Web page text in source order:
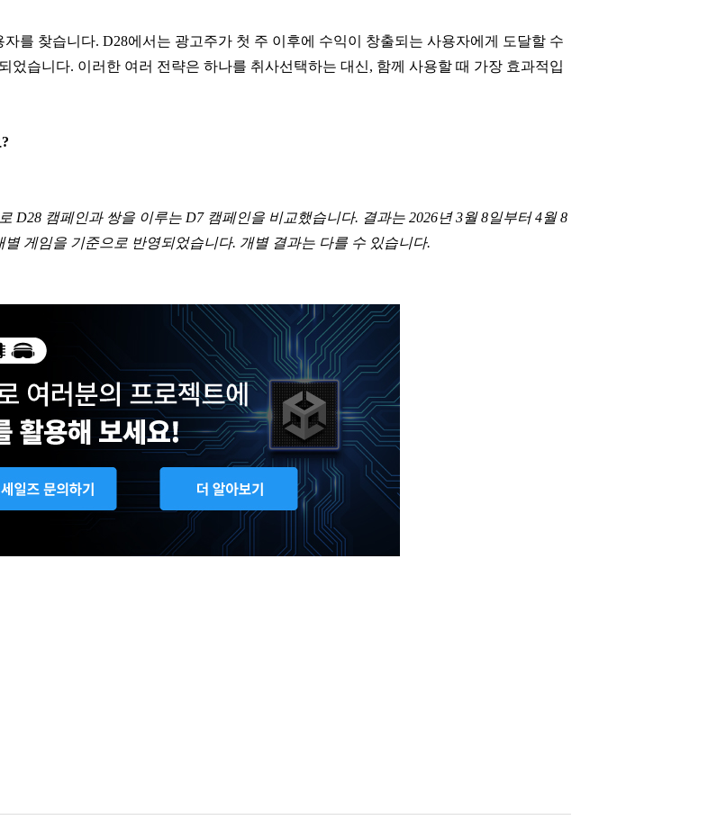
를 찾습니다. D28에서는 광고주가 첫 주 이후에 수익이 창출되는 사용자에게 도달할 수
었습니다. 이러한 여러 전략은 하나를 취사선택하는 대신, 함께 사용할 때 가장 효과적입
D28 캠페인과 쌍을 이루는 D7 캠페인을 비교했습니다. 결과는 2026년 3월 8일부터 4월 8
게임을 기준으로 반영되었습니다. 개별 결과는 다를 수 있습니다.